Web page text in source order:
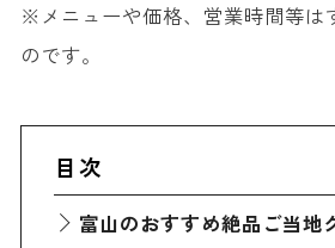
※メニューや価格、営業時間等は
のです。
目次
富山のおすすめ絶品ご当地